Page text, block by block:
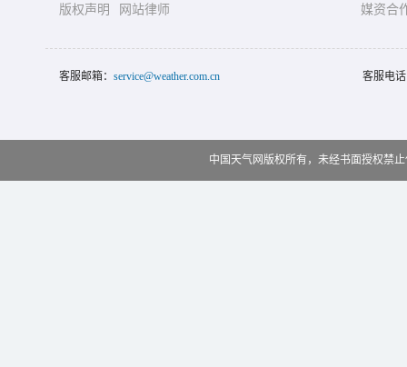
版权声明
网站律师
媒资合
客服邮箱： service@weather.com.cn 客服电
中国天气网版权所有，未经书面授权